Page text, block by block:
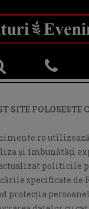
SITE FOLOSESTE
și îmbunătăți
politicile
specificate de
protecția